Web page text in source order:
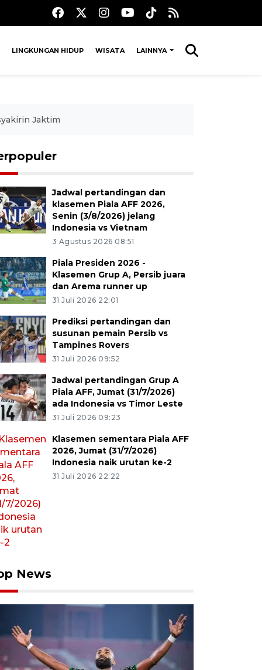
LINGKUNGAN HIDUP WISATA LAINNYA
Jaktim
Jadwal pertandingan dan
klasemen Piala AFF 2026,
Senin (3/8/2026) jelang
Indonesia vs Vietnam
3 Agustus 2026 08:51
Piala Presiden 2026 -
Klasemen Grup A, Persib juara
dan Arema runner up
31 Juli 2026 22:01
Prediksi pertandingan dan
susunan pemain Persib vs
Tampines Rovers
31 Juli 2026 09:52
Jadwal pertandingan Grup A
Piala AFF, Jumat (31/7/2026)
ada Indonesia vs Timor Leste
31 Juli 2026 09:23
Klasemen sementara Piala AFF
2026, Jumat (31/7/2026)
Indonesia naik urutan ke-2
31 Juli 2026 22:22
News